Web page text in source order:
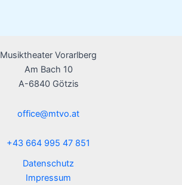
Musiktheater Vorarlberg
Am Bach 10
A-6840 Götzis
office@mtvo.at
+43 664 995 47 851
Datenschutz
Impressum